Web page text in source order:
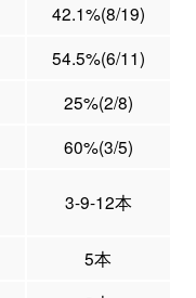
42.1%(8/19)
54.5%(6/11)
25%(2/8)
60%(3/5)
3-9-12本
5本